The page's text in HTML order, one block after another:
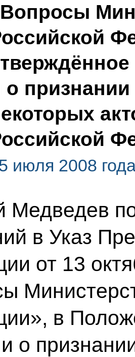
о
июля 2008
Медведев
в Указ
от 13
в
о